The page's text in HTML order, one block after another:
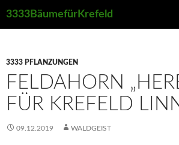
3333BäumefürKrefeld
3333 PFLANZUNGEN
FELDAHORN
FÜR KREFELD
09.12.2019 WALDGEIST